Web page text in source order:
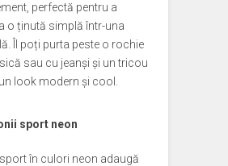
perfectă pentru a
o ținută simplă într-una
Îl poți purta peste o rochie
sau cu jeanși și un tricou
look modern și cool.
sport neon
în culori neon adaugă